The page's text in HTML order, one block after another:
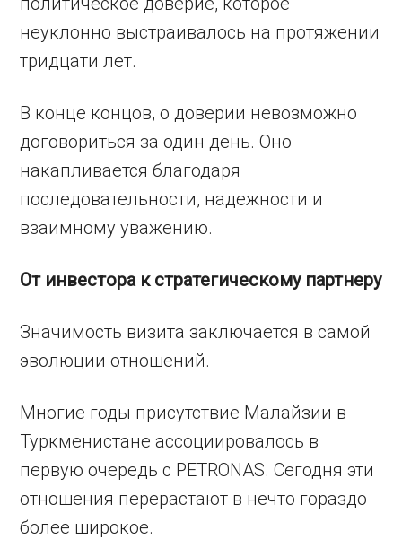
неуклонно выстраивалось на протяжении
тридцати лет.
В конце концов, о доверии невозможно
договориться за один день. Оно
накапливается благодаря
последовательности, надежности и
взаимному уважению.
От инвестора к стратегическому партнеру
Значимость визита заключается в самой
эволюции отношений.
Многие годы присутствие Малайзии в
Туркменистане ассоциировалось в
первую очередь с PETRONAS. Сегодня эти
отношения перерастают в нечто гораздо
более широкое.